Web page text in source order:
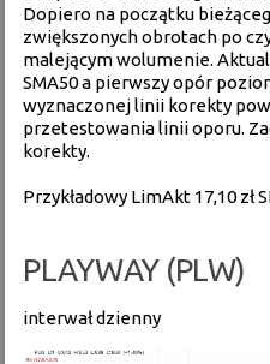
Dopiero na początku
zwiększonych obrotach po
malejącym wolumenie.
SMA50 a pierwszy opór
wyznaczonej linii korekty
przetestowania linii oporu.
korekty.
Przykładowy LimAkt 17,10 zł
PLAYWAY (PLW)
interwał dzienny